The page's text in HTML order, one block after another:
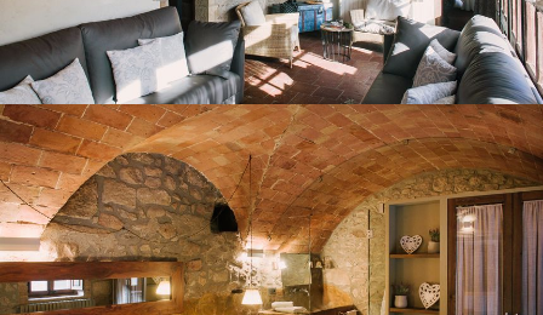
CHAMBRE 1